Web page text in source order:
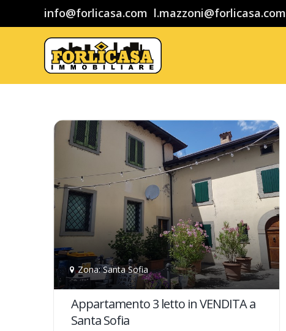
info@forlicasa.com l.mazzoni@forlicasa.com
Zona: Santa Sofia
Appartamento 3 letto in VENDITA a
Santa Sofia